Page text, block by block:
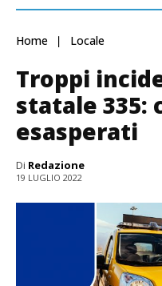
Home Locale
Troppi
statale 335:
esasperati
Di Redazione
19 LUGLIO 2022